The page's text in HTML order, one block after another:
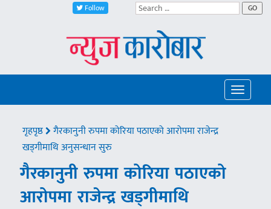
Follow GO
Toggle
गृहपृष्ठ
गैरकानुनी रुपमा कोरिया पठाएको आरोपमा राजेन्द्र
खड्गीमाथि अनुसन्धान सुरु
गैरकानुनी रुपमा कोरिया पठाएको
आरोपमा राजेन्द्र खड्गीमाथि